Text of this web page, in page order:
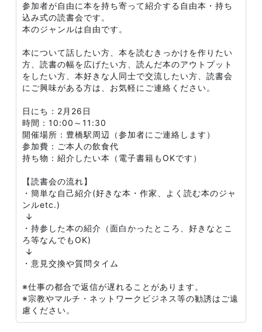
参加者が自由に本を持ち寄って紹介する自由本・持ち
込み式の読書会です。
本のジャンルは自由です。
本について話したい方、本を読むきっかけを作りたい
方、読書の幅を広げたい方、読んだ本のアウトプット
をしたい方、本好きな人同士で交流したい方、読書会
にご興味がある方は、お気軽にご連絡ください。
日にち：2月26日
時間：10:00～11:30
開催場所：豊橋駅周辺（参加者にご連絡します）
参加費：ご本人の飲食代
持ち物：紹介したい本（電子書籍もOKです）
【読書会の流れ】
・簡単な自己紹介(好きな本・作家、よく読む本のジャ
ンルetc.)
↓
・持参した本の紹介（面白かったところ、好きなとこ
ろ等なんでもOK)
↓
・意見交換や質問タイム
※仕事の都合で返信が遅れることがあります。
※宗教やマルチ・ネットワークビジネス等の勧誘はご遠
慮ください。